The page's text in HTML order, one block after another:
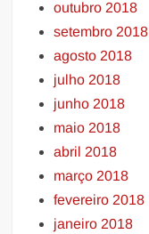
outubro 2018
setembro 2018
agosto 2018
julho 2018
junho 2018
maio 2018
abril 2018
março 2018
fevereiro 2018
janeiro 2018